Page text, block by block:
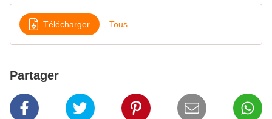
Télécharger Tous
Partager